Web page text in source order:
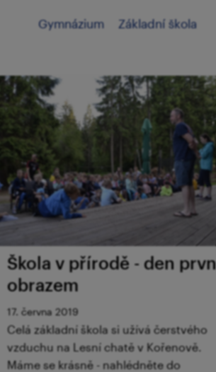
Gymnázium Základní škola
Škola v přírodě - den
obrazem
17. června 2019
Celá základní škola si užívá čerstvého
vzduchu na Lesní chatě v Kořenově.
Máme se krásně - nahlédněte do